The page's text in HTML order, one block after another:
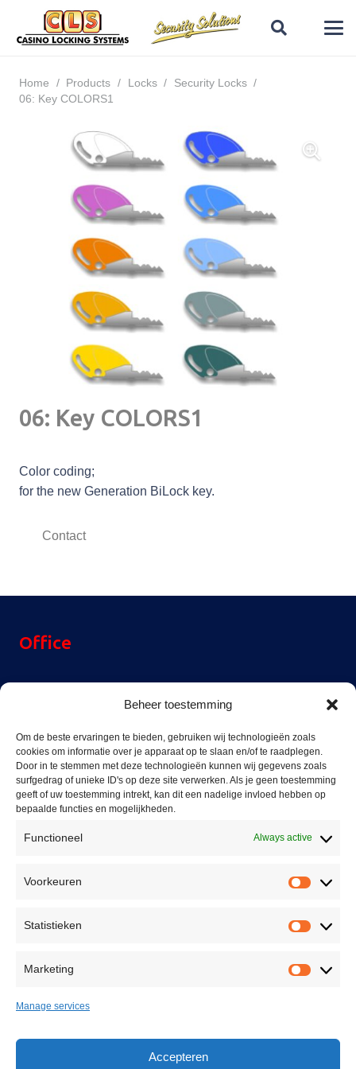
Beheer toestemming
Om de beste ervaringen te bieden, gebruiken wij technologieën zoals
cookies om informatie over je apparaat op te slaan en/of te raadplegen.
Door in te stemmen met deze technologieën kunnen wij gegevens zoals
surfgedrag of unieke ID's op deze site verwerken. Als je geen toestemming
geeft of uw toestemming intrekt, kan dit een nadelige invloed hebben op
bepaalde functies en mogelijkheden.
Functioneel Always active
Voorkeuren
Statistieken
Marketing
Manage services
Accepteren
Home / Products / Locks / Security Locks /
06: Key COLORS1
06: Key COLORS1
Color coding;
for the new Generation BiLock key.
Contact
Office
3059 SM Rotterdam,
+31(0)10 228 16 51
info@casinolock.com
+31(0)172 75 45 85